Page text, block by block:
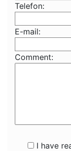
Telefon:
E-mail:
Comment:
I have